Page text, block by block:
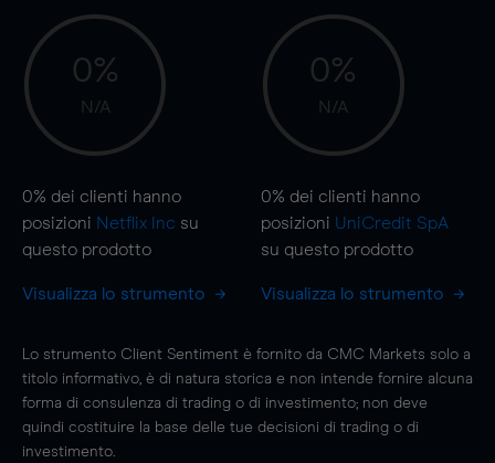
0%
N/A
0% dei clienti hanno
posizioni Netflix Inc su
questo prodotto
Visualizza lo strumento
0%
N/A
0% dei clienti hanno
posizioni UniCredit SpA
su questo prodotto
Visualizza lo strumento
Lo strumento Client Sentiment è fornito da CMC Markets solo a
titolo informativo, è di natura storica e non intende fornire alcuna
forma di consulenza di trading o di investimento; non deve
quindi costituire la base delle tue decisioni di trading o di
investimento.